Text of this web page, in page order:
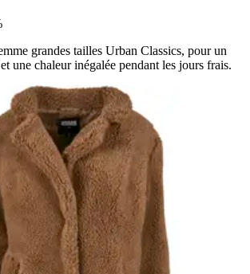
grandes tailles Urban Classics, pour un
une chaleur inégalée pendant les jours frais.